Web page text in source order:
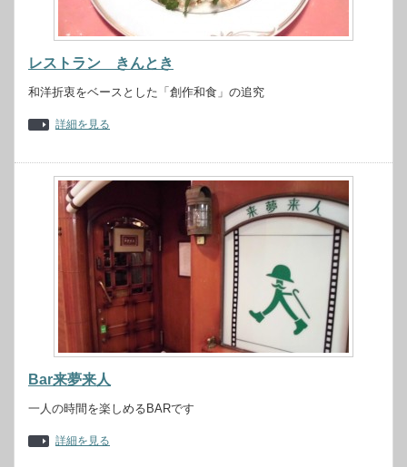
レストラン きんとき
和洋折衷をベースとした「創作和食」の追究
詳細を見る
Bar来夢来人
一人の時間を楽しめるBARです
詳細を見る